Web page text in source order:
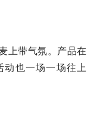
上带气氛。产品在
动也一场一场往上